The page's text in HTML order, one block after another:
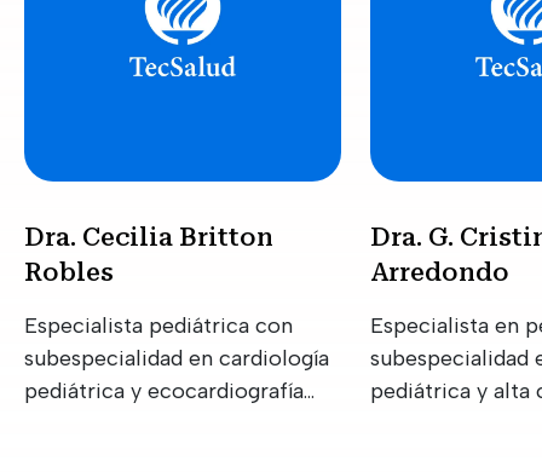
Dra. Cecilia Britton
Robles
Especialista pediátrica con
subespecialidad en cardiología
pediátrica y ecocardiografía
Dra. G.
Arredondo
Especialista en
subespecialidad
pediátrica y alta